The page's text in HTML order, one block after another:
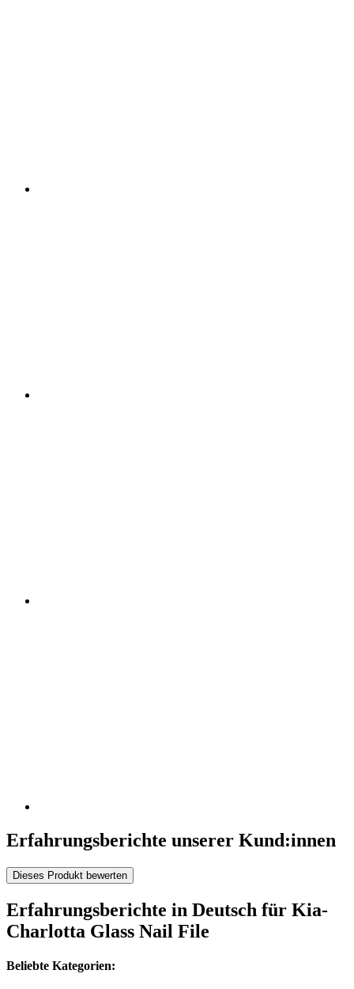
Erfahrungsberichte unserer Kund:innen
Dieses Produkt bewerten
Erfahrungsberichte in Deutsch für Kia-
Charlotta Glass Nail File
Beliebte Kategorien: